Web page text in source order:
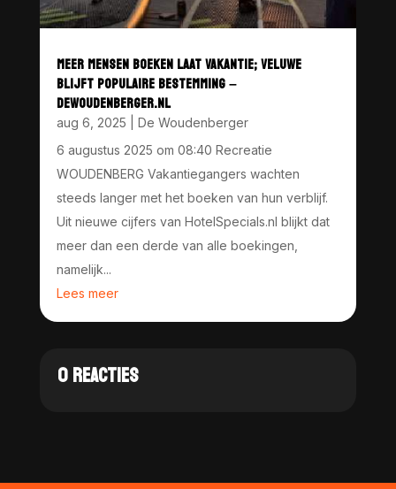
MEER MENSEN BOEKEN LAAT VAKANTIE; VELUWE
BLIJFT POPULAIRE BESTEMMING –
DEWOUDENBERGER.NL
aug 6, 2025
De Woudenberger
6 augustus 2025 om 08:40 Recreatie
WOUDENBERG Vakantiegangers wachten
steeds langer met het boeken van hun verblijf.
Uit nieuwe cijfers van HotelSpecials.nl blijkt dat
meer dan een derde van alle boekingen,
namelijk...
Lees meer
0 REACTIES